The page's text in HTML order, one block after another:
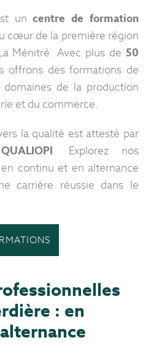
uncentre de formation
cœur de la première région
Ménitré. Avec plus de 50
offrons des formations de
de la production
et du commerce.
la qualité est attesté par
. Explorez nos
continu et en alternance
carrière réussie dans le
: en